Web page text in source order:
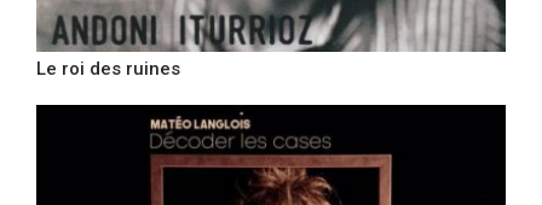
Le roi des ruines